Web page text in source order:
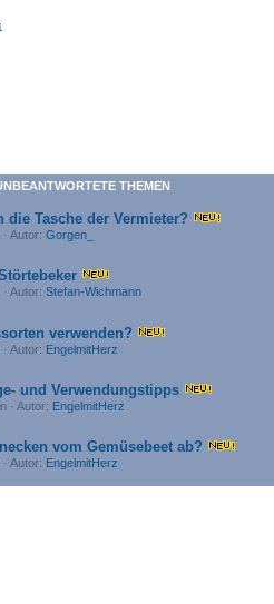
THEMEN
Tasche der Vermieter?
Autor: Gorgen_
Autor: Stefan-Wichmann
verwenden?
Autor: EngelmitHerz
und Verwendungstipps
· Autor: EngelmitHerz
vom Gemüsebeet ab?
Autor: EngelmitHerz